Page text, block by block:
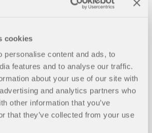
cookies
personalise content and ads, to
features and to analyse our traffic.
about your use of our site with
and analytics partners who
other information that you’ve
that they’ve collected from your use